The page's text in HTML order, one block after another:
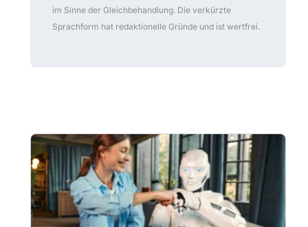
Bewerben im Jahr 2026: Was du JETZT
wissen musst. Der Arbeitsmarkt verändert
sich rasant – und
weiterlesen